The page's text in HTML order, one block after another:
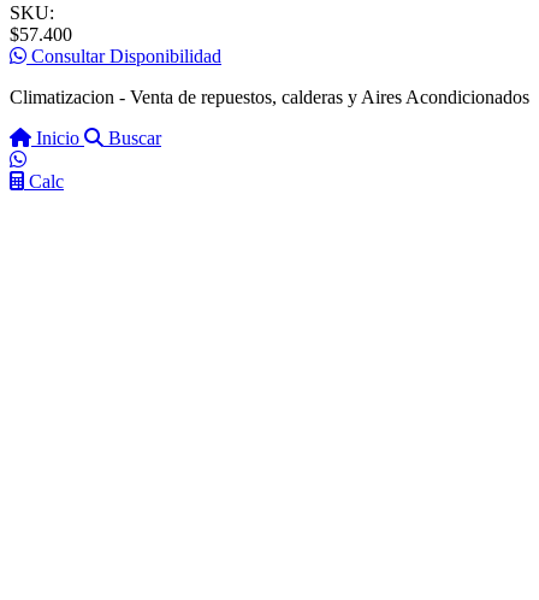
SKU:
$57.400
Consultar Disponibilidad
Climatizacion - Venta de repuestos, calderas y Aires Acondicionados
Inicio
Buscar
Calc